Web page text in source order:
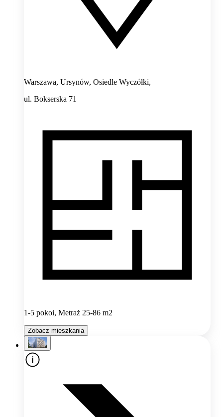
Warszawa, Ursynów, Osiedle Wyczółki,
ul. Bokserska 71
1-5 pokoi, Metraż 25-86 m2
Zobacz mieszkania